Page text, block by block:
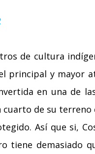
de cultura
principal y mayor
en una de
cuarto de su terreno
Así que si,
tiene demasiado